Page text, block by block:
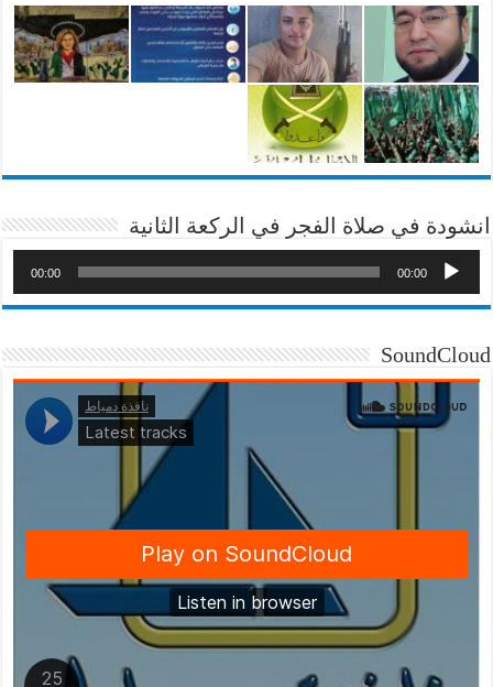
انشودة في صلاة الفجر في الركعة الثانية
00:00
00:00
SoundCloud